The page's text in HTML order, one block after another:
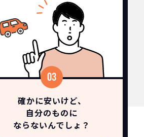
確かに安いけど、
自分のものに
ならないんでしょ？